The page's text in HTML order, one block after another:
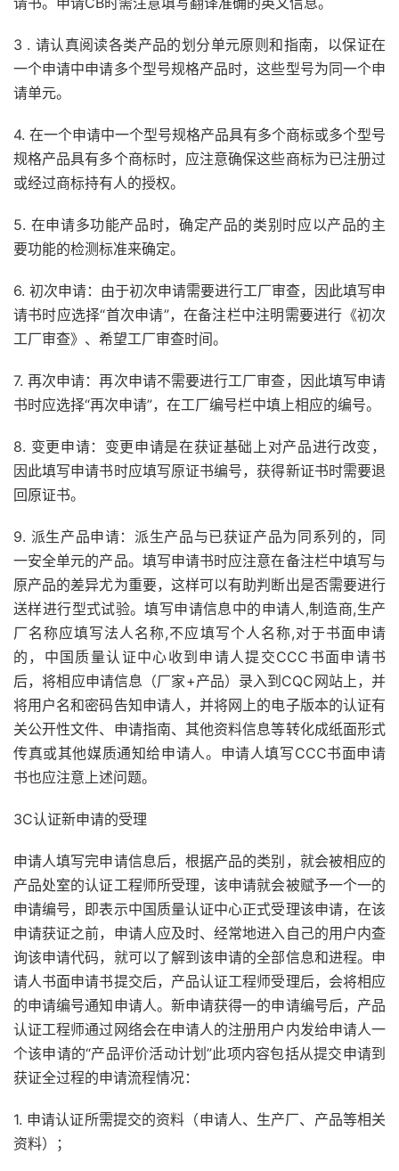
3 . 请认真阅读各类产品的划分单元原则和指南，以保证在
一个申请中申请多个型号规格产品时，这些型号为同一个申
请单元。
4. 在一个申请中一个型号规格产品具有多个商标或多个型号
规格产品具有多个商标时，应注意确保这些商标为已注册过
或经过商标持有人的授权。
5. 在申请多功能产品时，确定产品的类别时应以产品的主
要功能的检测标准来确定。
6. 初次申请：由于初次申请需要进行工厂审查，因此填写申
请书时应选择“首次申请”，在备注栏中注明需要进行《初次
工厂审查》、希望工厂审查时间。
7. 再次申请：再次申请不需要进行工厂审查，因此填写申请
书时应选择“再次申请”，在工厂编号栏中填上相应的编号。
8. 变更申请：变更申请是在获证基础上对产品进行改变，
因此填写申请书时应填写原证书编号，获得新证书时需要退
回原证书。
9. 派生产品申请：派生产品与已获证产品为同系列的，同
一安全单元的产品。填写申请书时应注意在备注栏中填写与
原产品的差异尤为重要，这样可以有助判断出是否需要进行
送样进行型式试验。填写申请信息中的申请人,制造商,生产
厂名称应填写法人名称,不应填写个人名称,对于书面申请
的，中国质量认证中心收到申请人提交CCC书面申请书
后，将相应申请信息（厂家+产品）录入到CQC网站上，并
将用户名和密码告知申请人，并将网上的电子版本的认证有
关公开性文件、申请指南、其他资料信息等转化成纸面形式
传真或其他媒质通知给申请人。申请人填写CCC书面申请
书也应注意上述问题。
3C认证新申请的受理
申请人填写完申请信息后，根据产品的类别，就会被相应的
产品处室的认证工程师所受理，该申请就会被赋予一个一的
申请编号，即表示中国质量认证中心正式受理该申请，在该
申请获证之前，申请人应及时、经常地进入自己的用户内查
询该申请代码，就可以了解到该申请的全部信息和进程。申
请人书面申请书提交后，产品认证工程师受理后，会将相应
的申请编号通知申请人。新申请获得一的申请编号后，产品
认证工程师通过网络会在申请人的注册用户内发给申请人一
个该申请的“产品评价活动计划”此项内容包括从提交申请到
获证全过程的申请流程情况：
1. 申请认证所需提交的资料（申请人、生产厂、产品等相关
资料）；